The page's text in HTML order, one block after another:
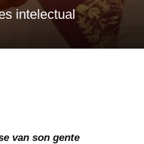
intelectual
van son gente